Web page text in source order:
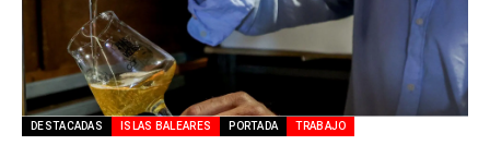
DESTACADAS ISLAS BALEARES PORTADA TRABAJO